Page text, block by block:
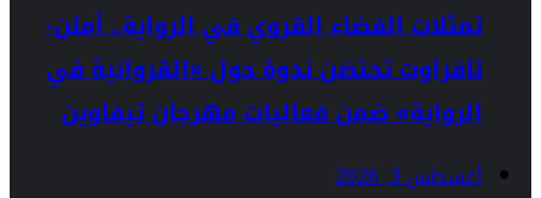
تمثلات الفضاء القروي في الرواية.. أملن-
تافراوت تحتضن ندوة حول «القروانية في
الرواية» ضمن فعاليات مهرجان تيفاوين
أغسطس 3, 2026